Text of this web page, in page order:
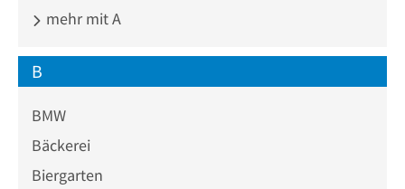
mehr mit A
B
BMW
Bäckerei
Biergarten